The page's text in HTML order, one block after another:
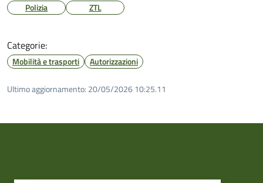
Polizia ZTL
Categorie:
Mobilità e trasporti Autorizzazioni
Ultimo aggiornamento: 20/05/2026 10:25.11